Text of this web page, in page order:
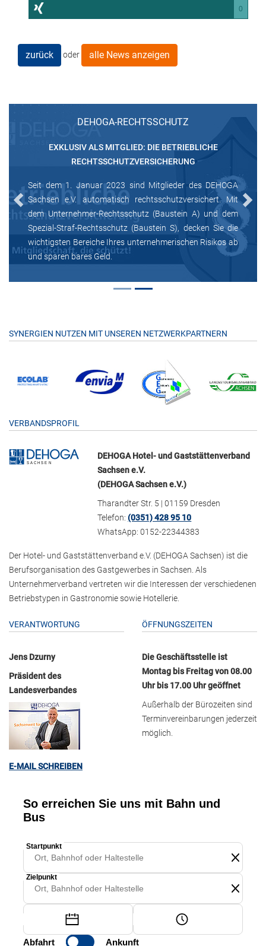
0
zurück oder alle News anzeigen
DEHOGA-RECHTSSCHUTZ
EXKLUSIV ALS MITGLIED: DIE BETRIEBLICHE
RECHTSSCHUTZVERSICHERUNG
Seit dem 1. Januar 2023 sind Mitglieder des DEHOGA
Sachsen e.V. automatisch rechtsschutzversichert. Mit
dem Unternehmer-Rechtsschutz (Baustein A) und dem
Spezial-Straf-Rechtsschutz (Baustein S), decken Sie die
wichtigsten Bereiche Ihres unternehmerischen Risikos ab
und sparen bares Geld.
Previous Next
SYNERGIEN NUTZEN MIT UNSEREN NETZWERKPARTNERN
VERBANDSPROFIL
DEHOGA Hotel- und Gaststättenverband
Sachsen e.V.
(DEHOGA Sachsen e.V.)
Tharandter Str. 5 | 01159 Dresden
Telefon:(0351) 428 95 10
WhatsApp: 0152-22344383
Der Hotel- und Gaststättenverband e.V. (DEHOGA Sachsen) ist die
Berufsorganisation des Gastgewerbes in Sachsen. Als
Unternehmerverband vertreten wir die Interessen der verschiedenen
Betriebstypen in Gastronomie sowie Hotellerie.
VERANTWORTUNG
Jens Dzurny
Präsident des
Landesverbandes
E-MAIL SCHREIBEN
ÖFFNUNGSZEITEN
Die Geschäftsstelle ist
Montag bis Freitag von 08.00
Uhr bis 17.00 Uhr geöffnet
Außerhalb der Bürozeiten sind
Terminvereinbarungen jederzeit
möglich.